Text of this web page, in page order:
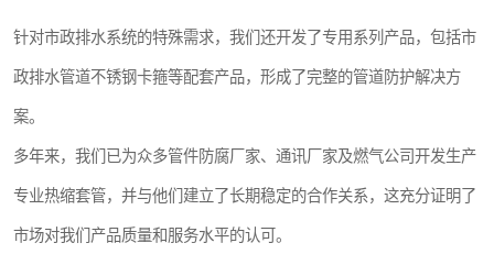
针对市政排水系统的特殊需求，我们还开发了专用系列产品，包括市
政排水管道不锈钢卡箍等配套产品，形成了完整的管道防护解决方
案。
多年来，我们已为众多管件防腐厂家、通讯厂家及燃气公司开发生产
专业热缩套管，并与他们建立了长期稳定的合作关系，这充分证明了
市场对我们产品质量和服务水平的认可。